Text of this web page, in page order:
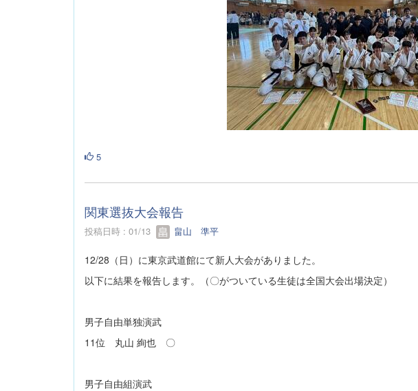
5
関東選抜大会報告
投稿日時 : 01/13 畠山 準平
12/28（日）に東京武道館にて新人大会がありました。
以下に結果を報告します。（〇がついている生徒は全国大会出場決定）
男子自由単独演武
11位 丸山 絢也 〇
男子自由組演武